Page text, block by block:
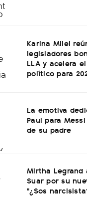
Karina Milei
legisladores
LLA y acelera
político para
La emotiva
Paul para
de su padre
Mirtha Legrand
Suar por su
"¿Sos